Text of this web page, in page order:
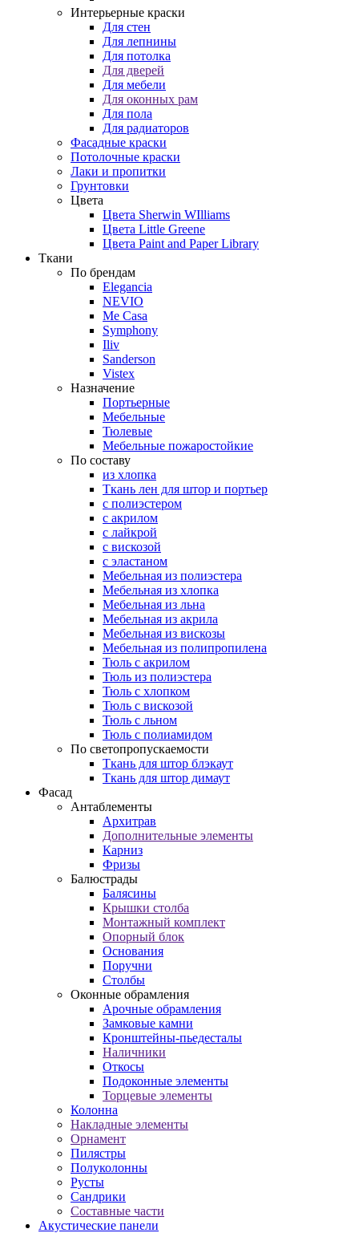
Интерьерные краски
Для стен
Для лепнины
Для потолка
Для дверей
Для мебели
Для оконных рам
Для пола
Для радиаторов
Фасадные краски
Потолочные краски
Лаки и пропитки
Грунтовки
Цвета
Цвета Sherwin WIlliams
Цвета Little Greene
Цвета Paint and Paper Library
Ткани
По брендам
Elegancia
NEVIO
Me Casa
Symphony
Iliv
Sanderson
Vistex
Назначение
Портьерные
Мебельные
Тюлевые
Мебельные пожаростойкие
По составу
из хлопка
Ткань лен для штор и портьер
с полиэстером
с акрилом
с лайкрой
с вискозой
с эластаном
Мебельная из полиэстера
Мебельная из хлопка
Мебельная из льна
Мебельная из акрила
Мебельная из вискозы
Мебельная из полипропилена
Тюль с акрилом
Тюль из полиэстера
Тюль с хлопком
Тюль с вискозой
Тюль с льном
Тюль с полиамидом
По светопропускаемости
Ткань для штор блэкаут
Ткань для штор димаут
Фасад
Антаблементы
Архитрав
Дополнительные элементы
Карниз
Фризы
Балюстрады
Балясины
Крышки столба
Монтажный комплект
Опорный блок
Основания
Поручни
Столбы
Оконные обрамления
Арочные обрамления
Замковые камни
Кронштейны-пьедесталы
Наличники
Откосы
Подоконные элементы
Торцевые элементы
Колонна
Накладные элементы
Орнамент
Пилястры
Полуколонны
Русты
Сандрики
Составные части
Акустические панели